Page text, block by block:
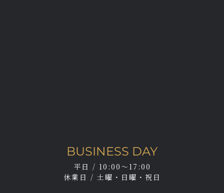
BUSINESS DAY
平日 / 10:00～17:00
休業日 / 土曜・日曜・祝日